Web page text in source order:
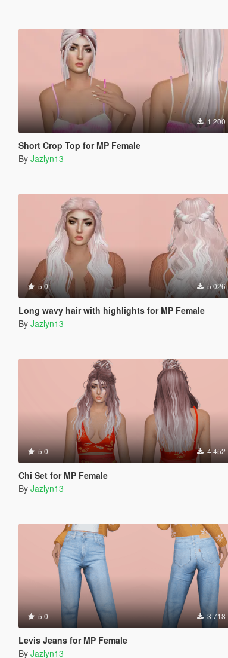
1 200
Short Crop Top for MP Female
By Jazlyn13
5.0 5 026
Long wavy hair with highlights for MP Female
By Jazlyn13
5.0 4 452
Chi Set for MP Female
By Jazlyn13
5.0 3 718
Levis Jeans for MP Female
By Jazlyn13